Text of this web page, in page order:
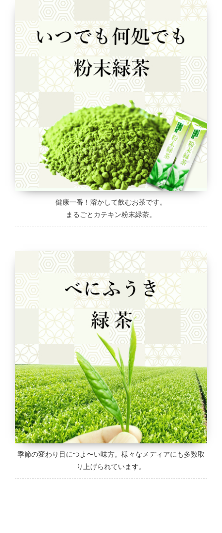
健康一番！溶かして飲むお茶です。
まるごとカテキン粉末緑茶。
季節の変わり目につよ〜い味方。様々なメディアにも多数取
り上げられています。